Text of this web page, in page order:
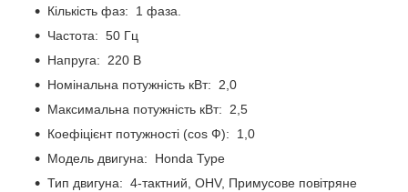
Кількість фаз: 1 фаза.
Частота: 50 Гц
Напруга: 220 В
Номінальна потужність кВт: 2,0
Максимальна потужність кВт: 2,5
Коефіцієнт потужності (cos Ф): 1,0
Модель двигуна: Honda Type
Тип двигуна: 4-тактний, OHV, Примусове повітряне